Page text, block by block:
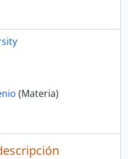
(Materia)